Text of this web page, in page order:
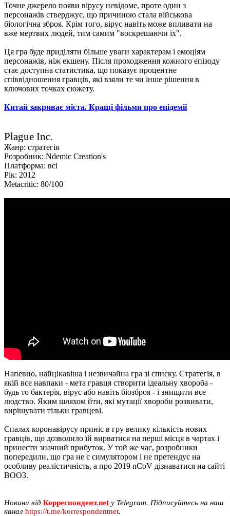
Точне джерело появи вірусу невідоме, проте один з
персонажів стверджує, що причиною стала військова
біологічна зброя. Крім того, вірус навіть може впливати на
вже мертвих людей, тим самим "воскрешаючи їх".
Ця гра буде приділяти більше уваги характерам і емоціям
персонажів, ніж екшену. Після проходження кожного епізоду
стає доступна статистика, що показує процентне
співвідношення гравців, які взяли те чи інше рішення в
ключових точках сюжету.
Китай закриває міста. Кращі фільми про епідемії
Plague Inc.
Жанр: стратегія
Розробник: Ndemic Creation's
Платформа: всі
Рік: 2012
Metacritic: 80/100
Напевно, найцікавіша і незвичайна гра зі списку. Стратегія, в
якій все навпаки - мета гравця створити ідеальну хвороба -
будь то бактерія, вірус або навіть біозброя - і знищити все
людство. Яким шляхом йти, які мутації хвороби розвивати,
вирішувати тільки гравцеві.
Спалах коронавірусу приніс в гру велику кількість нових
гравців, що дозволило їй вирватися на перші місця в чартах і
принести значний прибуток. У той же час, розробники
попередили, що гра не є симулятором і не претендує на
особливу реалістичність, а про 2019 nCoV дізнаватися на сайті
ВООЗ.
Новини від Корреспондент.net у Telegram. Підписуйтесь на наш
канал https://t.me/korrespondentnet.